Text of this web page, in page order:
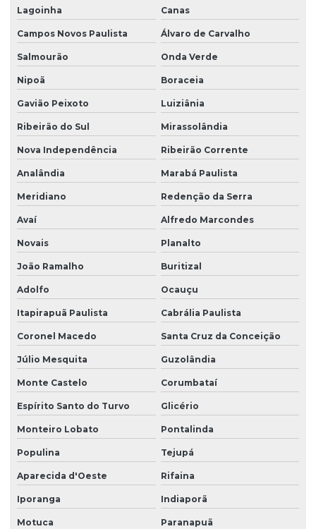
Lagoinha Canas
Campos Novos Paulista Álvaro de Carvalho
Salmourão Onda Verde
Nipoã Boraceia
Gavião Peixoto Luiziânia
Ribeirão do Sul Mirassolândia
Nova Independência Ribeirão Corrente
Analândia Marabá Paulista
Meridiano Redenção da Serra
Avaí Alfredo Marcondes
Novais Planalto
João Ramalho Buritizal
Adolfo Ocauçu
Itapirapuã Paulista Cabrália Paulista
Coronel Macedo Santa Cruz da Conceição
Júlio Mesquita Guzolândia
Monte Castelo Corumbataí
Espírito Santo do Turvo Glicério
Monteiro Lobato Pontalinda
Populina Tejupá
Aparecida d'Oeste Rifaina
Iporanga Indiaporã
Motuca Paranapuã